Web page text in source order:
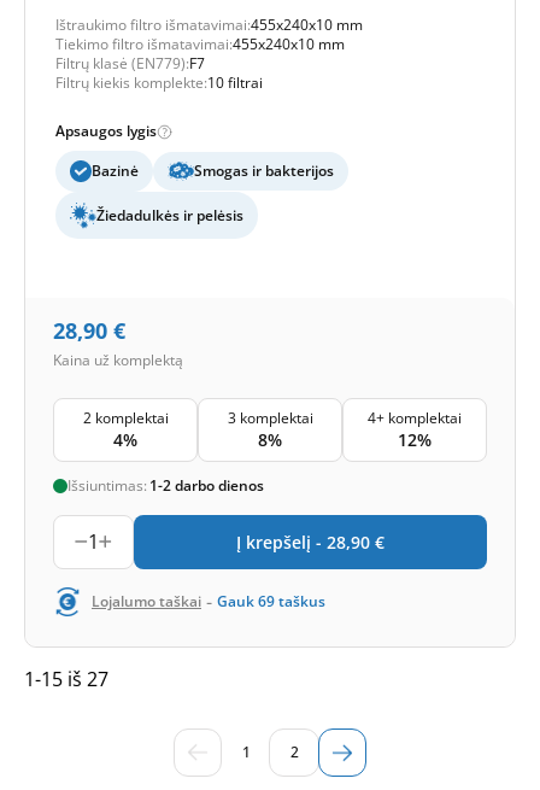
Ištraukimo filtro išmatavimai:455x240x10 mm
Tiekimo filtro išmatavimai:455x240x10 mm
Filtrų klasė (EN779):F7
Filtrų kiekis komplekte:10 filtrai
Apsaugos lygis
Bazinė
Smogas ir bakterijos
Žiedadulkės ir pelėsis
28,90 €
Kaina už komplektą
2 komplektai
4%
3 komplektai
8%
4+ komplektai
12%
Išsiuntimas: 1-2 darbo dienos
1 Į krepšelį - 28,90 €
Lojalumo taškai - Gauk69taškus
1-15 iš 27
1 2